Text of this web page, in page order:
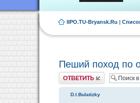
IIPO.TU-Bryansk.Ru |
Пеший поход по
Ответить
D.I.Bulatizky